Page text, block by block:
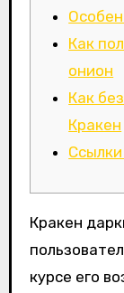
Как
онион
Как
Кракен
Кракен даркнет привлекает многих
курсе его